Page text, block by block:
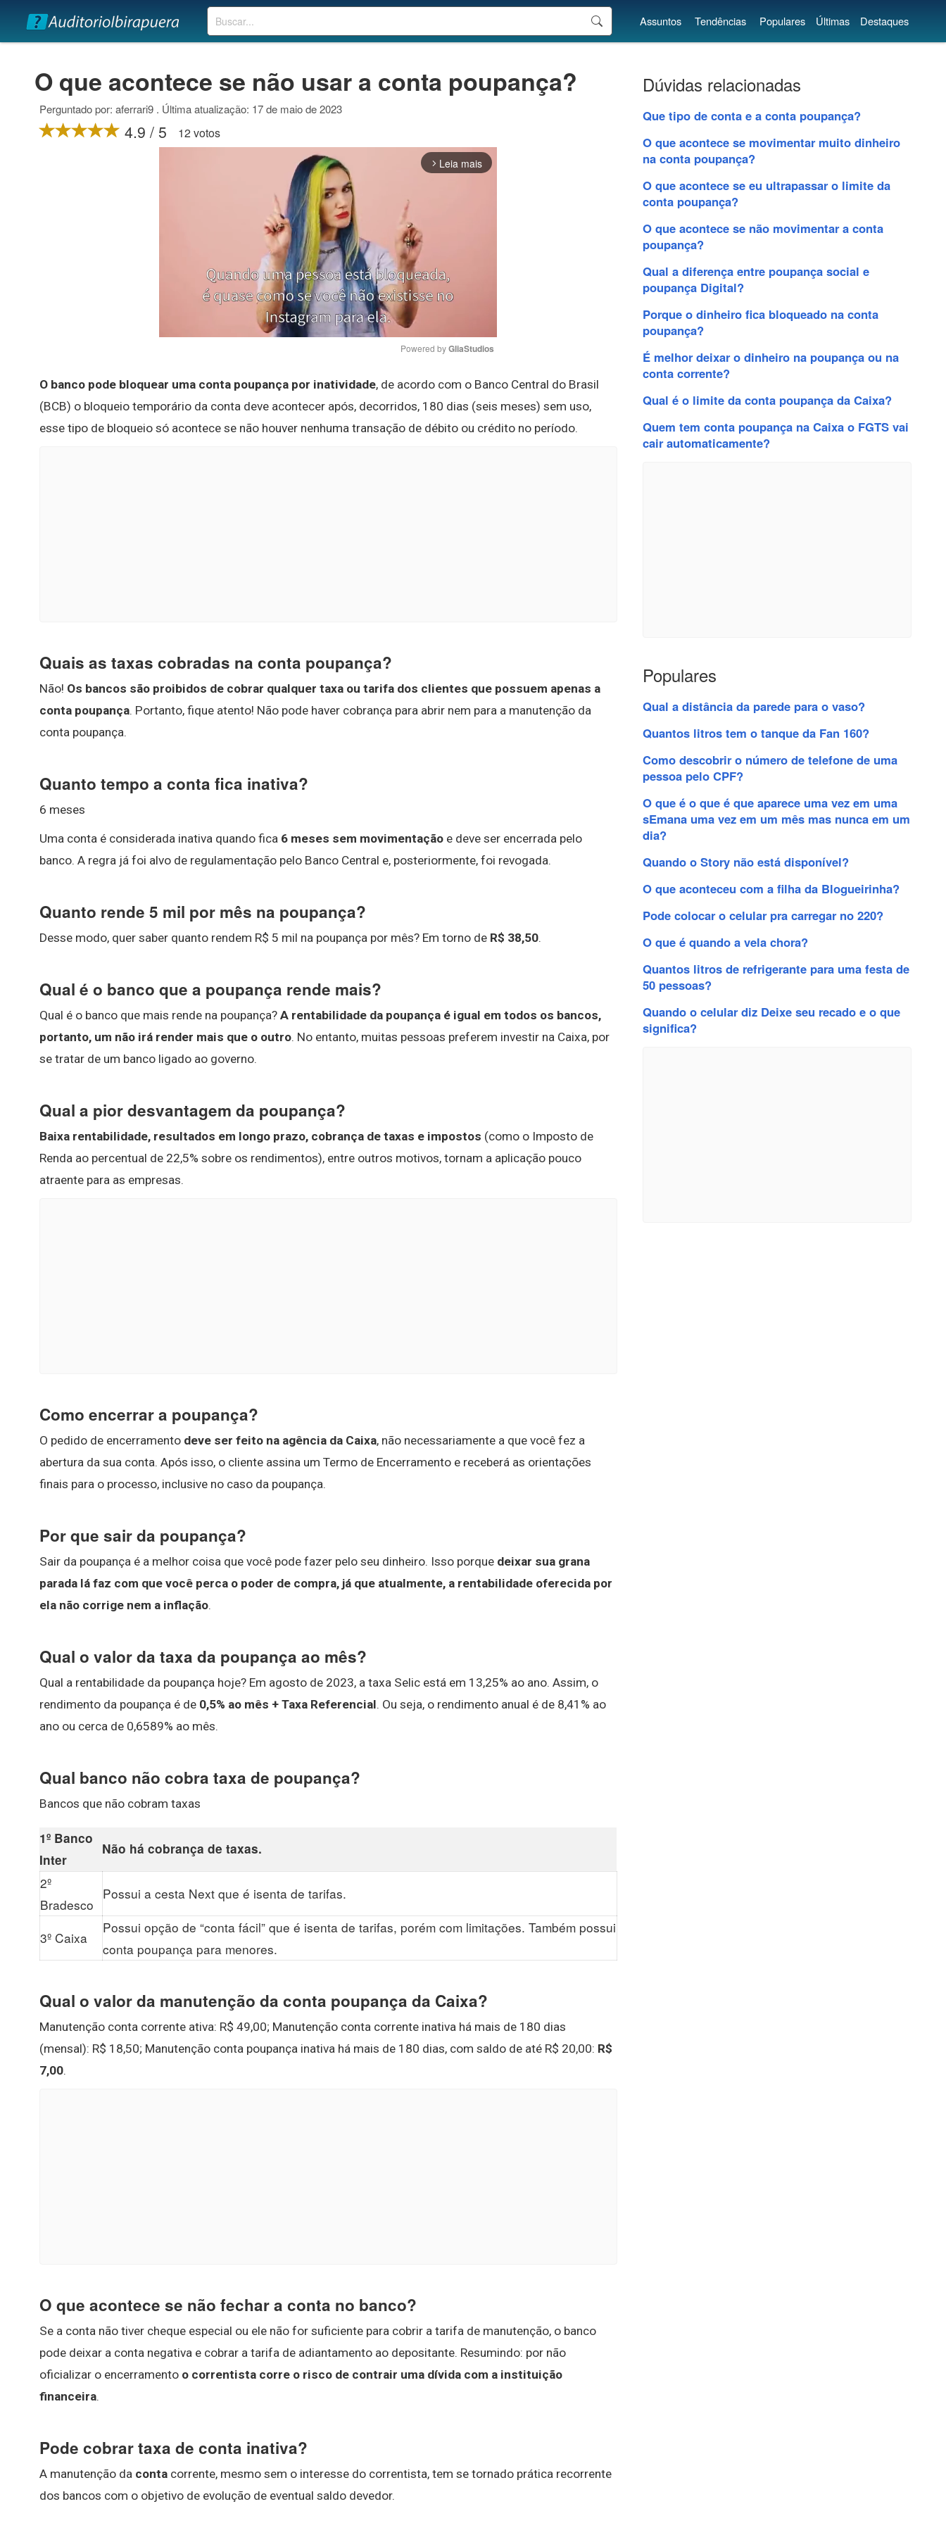
Buscar Assuntos Tendências Populares Últimas Destaques
O que acontece se não usar a conta poupança?
Perguntado por: aferrari9 . Última atualização: 17 de maio de 2023
4.9 / 5 12 votos
arrow_forward_ios Leia mais
Mute
Powered by GliaStudios
O banco pode bloquear uma conta poupança por inatividade, de acordo com o Banco Central do Brasil
(BCB) o bloqueio temporário da conta deve acontecer após, decorridos, 180 dias (seis meses) sem uso,
esse tipo de bloqueio só acontece se não houver nenhuma transação de débito ou crédito no período.
Quais as taxas cobradas na conta poupança?
Não! Os bancos são proibidos de cobrar qualquer taxa ou tarifa dos clientes que possuem apenas a
conta poupança. Portanto, fique atento! Não pode haver cobrança para abrir nem para a manutenção da
conta poupança.
Quanto tempo a conta fica inativa?
6 meses
Uma conta é considerada inativa quando fica 6 meses sem movimentação e deve ser encerrada pelo
banco. A regra já foi alvo de regulamentação pelo Banco Central e, posteriormente, foi revogada.
Quanto rende 5 mil por mês na poupança?
Desse modo, quer saber quanto rendem R$ 5 mil na poupança por mês? Em torno de R$ 38,50.
Qual é o banco que a poupança rende mais?
Qual é o banco que mais rende na poupança? A rentabilidade da poupança é igual em todos os bancos,
portanto, um não irá render mais que o outro. No entanto, muitas pessoas preferem investir na Caixa, por
se tratar de um banco ligado ao governo.
Qual a pior desvantagem da poupança?
Baixa rentabilidade, resultados em longo prazo, cobrança de taxas e impostos (como o Imposto de
Renda ao percentual de 22,5% sobre os rendimentos), entre outros motivos, tornam a aplicação pouco
atraente para as empresas.
Como encerrar a poupança?
O pedido de encerramento deve ser feito na agência da Caixa, não necessariamente a que você fez a
abertura da sua conta. Após isso, o cliente assina um Termo de Encerramento e receberá as orientações
finais para o processo, inclusive no caso da poupança.
Por que sair da poupança?
Sair da poupança é a melhor coisa que você pode fazer pelo seu dinheiro. Isso porque deixar sua grana
parada lá faz com que você perca o poder de compra, já que atualmente, a rentabilidade oferecida por
ela não corrige nem a inflação.
Qual o valor da taxa da poupança ao mês?
Qual a rentabilidade da poupança hoje? Em agosto de 2023, a taxa Selic está em 13,25% ao ano. Assim, o
rendimento da poupança é de 0,5% ao mês + Taxa Referencial. Ou seja, o rendimento anual é de 8,41% ao
ano ou cerca de 0,6589% ao mês.
Qual banco não cobra taxa de poupança?
Bancos que não cobram taxas
1º Banco
Inter
Não há cobrança de taxas.
2º
Bradesco
Possui a cesta Next que é isenta de tarifas.
3º Caixa
Possui opção de “conta fácil” que é isenta de tarifas, porém com limitações. Também possui
conta poupança para menores.
Qual o valor da manutenção da conta poupança da Caixa?
Manutenção conta corrente ativa: R$ 49,00; Manutenção conta corrente inativa há mais de 180 dias
(mensal): R$ 18,50; Manutenção conta poupança inativa há mais de 180 dias, com saldo de até R$ 20,00: R$
7,00.
O que acontece se não fechar a conta no banco?
Se a conta não tiver cheque especial ou ele não for suficiente para cobrir a tarifa de manutenção, o banco
pode deixar a conta negativa e cobrar a tarifa de adiantamento ao depositante. Resumindo: por não
oficializar o encerramento o correntista corre o risco de contrair uma dívida com a instituição
financeira.
Pode cobrar taxa de conta inativa?
A manutenção da conta corrente, mesmo sem o interesse do correntista, tem se tornado prática recorrente
dos bancos com o objetivo de evolução de eventual saldo devedor.
Dúvidas relacionadas
Que tipo de conta e a conta poupança?
O que acontece se movimentar muito dinheiro
na conta poupança?
O que acontece se eu ultrapassar o limite da
conta poupança?
O que acontece se não movimentar a conta
poupança?
Qual a diferença entre poupança social e
poupança Digital?
Porque o dinheiro fica bloqueado na conta
poupança?
É melhor deixar o dinheiro na poupança ou na
conta corrente?
Qual é o limite da conta poupança da Caixa?
Quem tem conta poupança na Caixa o FGTS vai
cair automaticamente?
Populares
Qual a distância da parede para o vaso?
Quantos litros tem o tanque da Fan 160?
Como descobrir o número de telefone de uma
pessoa pelo CPF?
O que é o que é que aparece uma vez em uma
sEmana uma vez em um mês mas nunca em um
dia?
Quando o Story não está disponível?
O que aconteceu com a filha da Blogueirinha?
Pode colocar o celular pra carregar no 220?
O que é quando a vela chora?
Quantos litros de refrigerante para uma festa de
50 pessoas?
Quando o celular diz Deixe seu recado e o que
significa?